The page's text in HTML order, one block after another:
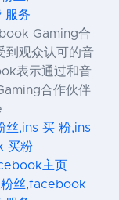
服务
Gaming合
到观众认可的音
表示通过和音
合作伙伴
丝,ins 买 粉,ins
买粉
主页
丝,facebook